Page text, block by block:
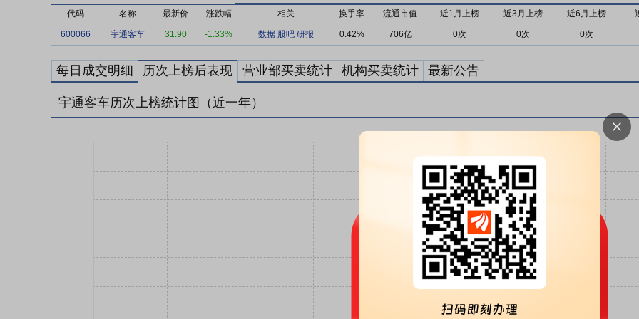
代码 名称 最新价 涨跌幅 相关 换手率 流通市值 近1月上榜 近3月上榜 近6月上榜
600066 宇通客车 31.90 -1.33% 数据 股吧 研报 0.42% 706亿 0次 0次 0次
每日成交明细 历次上榜后表现 营业部买卖统计 机构买卖统计 最新公告
宇通客车历次上榜统计图（近一年）